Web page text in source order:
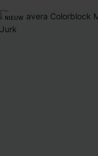
NIEUW